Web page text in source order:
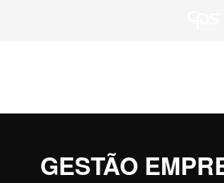
GESTÃO